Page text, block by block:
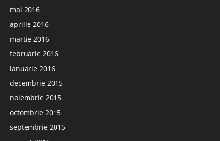
mai 2016
aprilie 2016
martie 2016
februarie 2016
ianuarie 2016
decembrie 2015
noiembrie 2015
octombrie 2015
septembrie 2015